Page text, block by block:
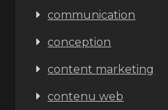
communication
conception
content marketing
contenu web